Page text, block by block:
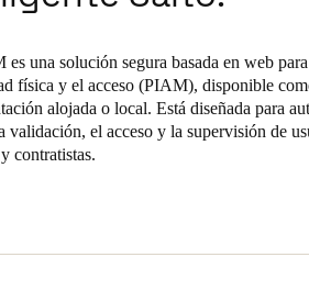
es una solución segura basada en web
física y el acceso (PIAM), disponible
alojada o local. Está diseñada para
validación, el acceso y la supervisión de
contratistas.